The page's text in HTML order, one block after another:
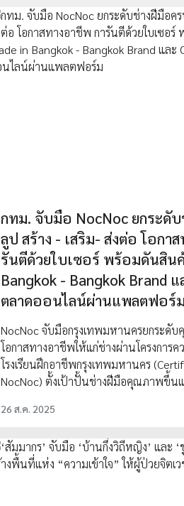
กทม. จับมือ NocNoc ยกระดั
ลูป สร้าง - เสริม- ส่งต่อ โอกา
รันตีด้วยใบเซอร์ พร้อมดันสิน
Bangkok - Bangkok Brand แ
ตลาดออนไลน์ผ่านแพลตฟอร์ม
NocNoc จับมือกรุงเทพมหานครยกระดับ
โอกาสทางอาชีพให้แก่ช่างผ่านโครงการ
โรงเรียนฝึกอาชีพกรุงเทพมหานคร
NocNoc) ตั้งเป้าปั้นช่างฝีมือคุณภาพขึ้
26 ส.ค. 2025